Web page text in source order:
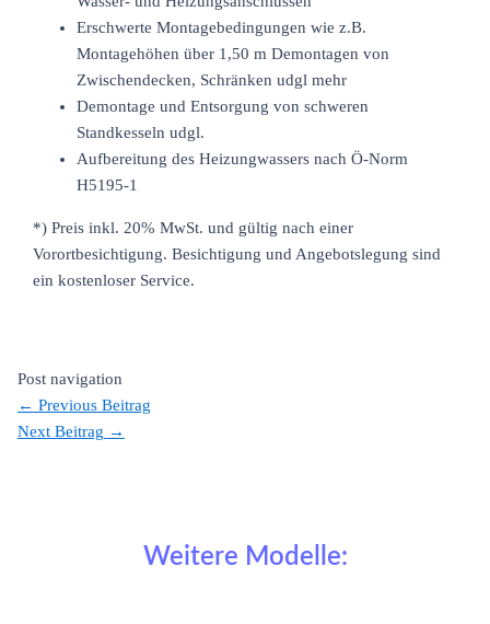
Erschwerte Montagebedingungen wie z.B.
Montagehöhen über 1,50 m Demontagen von
Zwischendecken, Schränken udgl mehr
Demontage und Entsorgung von schweren
Standkesseln udgl.
Aufbereitung des Heizungwassers nach Ö-Norm
H5195-1
*) Preis inkl. 20% MwSt. und gültig nach einer
Vorortbesichtigung. Besichtigung und Angebotslegung sind
ein kostenloser Service.
Post navigation
← Previous Beitrag
Next Beitrag →
Weitere Modelle: